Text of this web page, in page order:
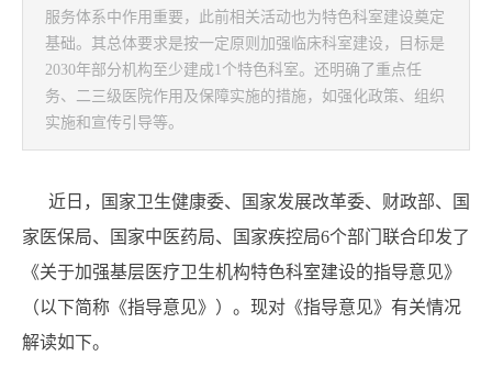
服务体系中作用重要，此前相关活动也为特色科室建设奠定
基础。其总体要求是按一定原则加强临床科室建设，目标是
2030年部分机构至少建成1个特色科室。还明确了重点任
务、二三级医院作用及保障实施的措施，如强化政策、组织
实施和宣传引导等。
近日，国家卫生健康委、国家发展改革委、财政部、国
家医保局、国家中医药局、国家疾控局6个部门联合印发了
《关于加强基层医疗卫生机构特色科室建设的指导意见》
（以下简称《指导意见》）。现对《指导意见》有关情况
解读如下。